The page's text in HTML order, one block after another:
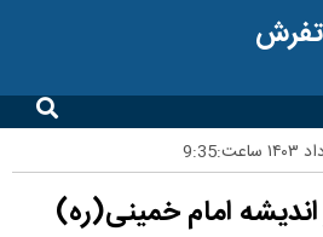
تفرش
اندیشه امام خمینی(ره)